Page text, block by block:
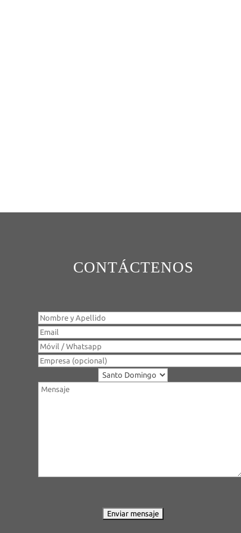
CONTÁCTENOS